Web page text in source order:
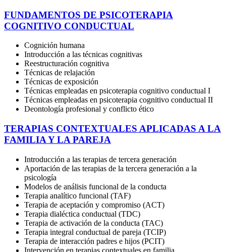
FUNDAMENTOS DE PSICOTERAPIA
COGNITIVO CONDUCTUAL
Cognición humana
Introducción a las técnicas cognitivas
Reestructuración cognitiva
Técnicas de relajación
Técnicas de exposición
Técnicas empleadas en psicoterapia cognitivo conductual I
Técnicas empleadas en psicoterapia cognitivo conductual II
Deontología profesional y conflicto ético
TERAPIAS CONTEXTUALES APLICADAS A LA
FAMILIA Y LA PAREJA
Introducción a las terapias de tercera generación
Aportación de las terapias de la tercera generación a la
psicología
Modelos de análisis funcional de la conducta
Terapia analítico funcional (TAF)
Terapia de aceptación y compromiso (ACT)
Terapia dialéctica conductual (TDC)
Terapia de activación de la conducta (TAC)
Terapia integral conductual de pareja (TCIP)
Terapia de interacción padres e hijos (PCIT)
Intervención en terapias contextuales en familia